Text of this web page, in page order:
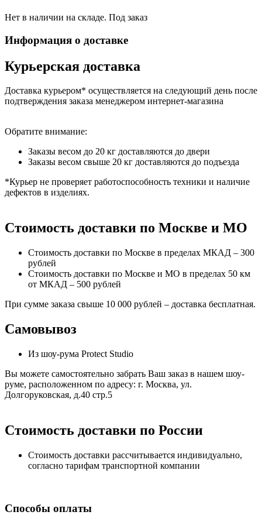
Нет в наличии на складе. Под заказ
Информация о доставке
Курьерская доставка
Доставка курьером* осуществляется на следующий день после
подтверждения заказа менеджером интернет-магазина
Обратите внимание:
Заказы весом до 20 кг доставляются до двери
Заказы весом свыше 20 кг доставляются до подъезда
*Курьер не проверяет работоспособность техники и наличие
дефектов в изделиях.
Стоимость доставки по Москве и МО
Стоимость доставки по Москве в пределах МКАД – 300
рублей
Стоимость доставки по Москве и МО в пределах 50 км
от МКАД – 500 рублей
При сумме заказа свыше 10 000 рублей – доставка бесплатная.
Самовывоз
Из шоу-рума Protect Studio
Вы можете самостоятельно забрать Ваш заказ в нашем шоу-
руме, расположенном по адресу: г. Москва, ул.
Долгоруковская, д.40 стр.5
Стоимость доставки по России
Стоимость доставки рассчитывается индивидуально,
согласно тарифам транспортной компании
Способы оплаты